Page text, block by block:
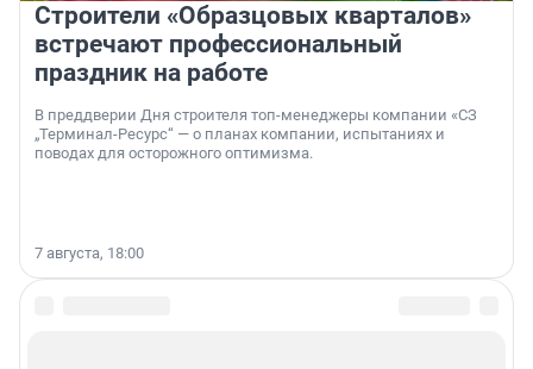
Строители «Образцовых кварталов»
встречают профессиональный
праздник на работе
В преддверии Дня строителя топ-менеджеры компании «СЗ
„Терминал-Ресурс“ — о планах компании, испытаниях и
поводах для осторожного оптимизма.
7 августа, 18:00